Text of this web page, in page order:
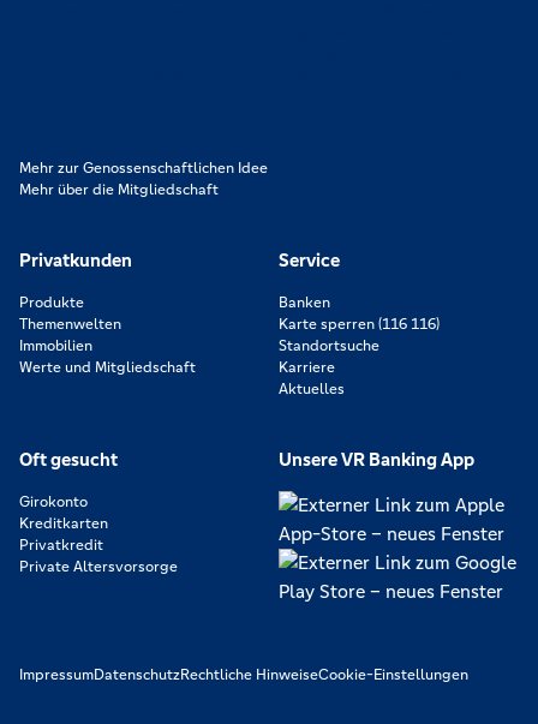
Mehr zur Genossenschaftlichen Idee
Mehr über die Mitgliedschaft
Privatkunden
Produkte
Themenwelten
Immobilien
Werte und Mitgliedschaft
Service
Banken
Karte sperren (116 116)
Standortsuche
Karriere
Aktuelles
Oft gesucht
Girokonto
Kreditkarten
Privatkredit
Private Altersvorsorge
Unsere VR Banking App
ImpressumDatenschutzRechtliche HinweiseCookie-Einstellungen